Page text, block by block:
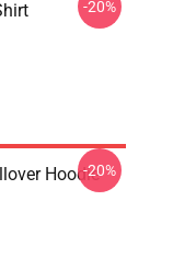
-20%
Hoodie-20%